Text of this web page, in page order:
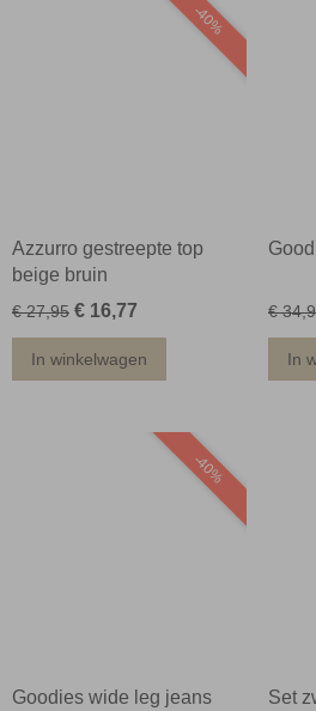
-40%
Azzurro gestreepte top
beige bruin
€ 27,95 € 16,77
In winkelwagen
€
In
-40%
Goodies wide leg jeans
Set